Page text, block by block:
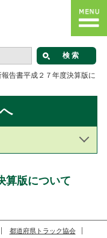
告書平成２７年度決算版に
算版について
都道府県トラック協会